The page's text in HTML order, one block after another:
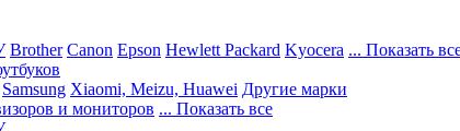
Brother Canon Epson Hewlett Packard Kyocera ... Показать
Samsung Xiaomi, Meizu, Huawei Другие марки
и мониторов ... Показать все